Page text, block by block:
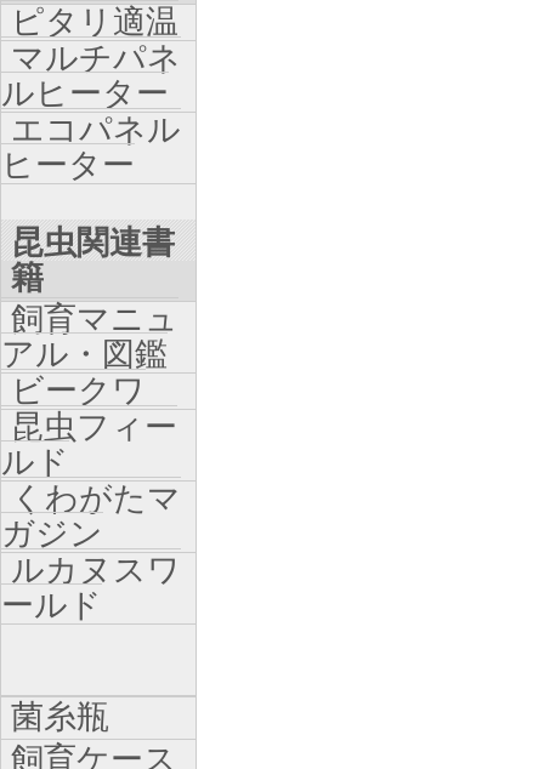
ピタリ適温
マルチパネ
ルヒーター
エコパネル
ヒーター
昆虫関連書
籍
飼育マニュ
アル・図鑑
ビークワ
昆虫フィー
ルド
くわがたマ
ガジン
ルカヌスワ
ールド
菌糸瓶
飼育ケース